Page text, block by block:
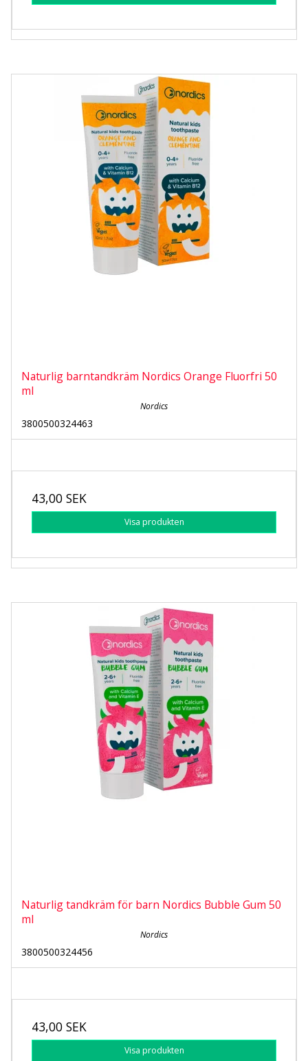
Naturlig barntandkräm Nordics Orange Fluorfri 50
ml
Nordics
3800500324463
43,00 SEK
Visa produkten
Naturlig tandkräm för barn Nordics Bubble Gum 50
ml
Nordics
3800500324456
43,00 SEK
Visa produkten